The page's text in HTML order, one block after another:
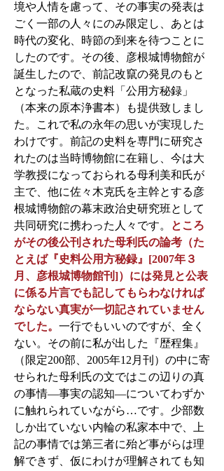
境や人情を慮って、その事実の発表は
ごく一部の人々にのみ限定し、あとは
時代の変化、時節の到来を待つことに
したのです。その後、彦根城博物館が
誕生したので、前記改竄の発見のもと
となった私蔵の史料「公用方秘録」
（本来の原本浄書本）も提供致しまし
た。これで私の永年の思いが実現した
わけです。前記の史料を専門に研究さ
れたのは当時博物館に在籍し、今は大
学教授になっておられる母利美和氏が
主で、他に佐々木克氏を主幹とする彦
根城博物館の幕末政治史研究班として
共同研究に携わった人々です。
ところ
がその後公刊された母利氏の論考（た
とえば『史料公用方秘録』[2007年３
月、彦根城博物館刊]）には発見と公表
に係る片言でも記してもらわなければ
ならない真実が一切記されていません
でした。 一行でもいいのですが、全く
ない。その前に私が出した『歴程集』
（限定200部、2005年12月刊）の中に寄
せられた母利氏の文ではこの辺りの真
の事情―事実の認知―についてわずか
に触れられていながら…です。少部数
しか出ていない内輪の私家本中で、上
記の事情では第三者に殆ど事がらは理
解できず、仮にわけが理解されても知